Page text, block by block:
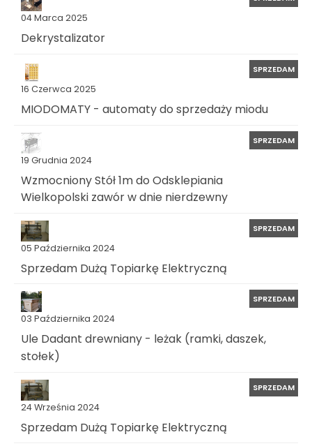
04 Marca 2025
Dekrystalizator
16 Czerwca 2025
SPRZEDAM
MIODOMATY - automaty do sprzedaży miodu
19 Grudnia 2024
SPRZEDAM
Wzmocniony Stół 1m do Odsklepiania
Wielkopolski zawór w dnie nierdzewny
05 Października 2024
SPRZEDAM
Sprzedam Dużą Topiarkę Elektryczną
03 Października 2024
SPRZEDAM
Ule Dadant drewniany - leżak (ramki, daszek,
stołek)
24 Września 2024
SPRZEDAM
Sprzedam Dużą Topiarkę Elektryczną